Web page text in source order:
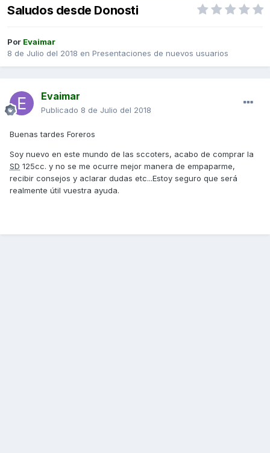
Saludos desde Donosti
Por Evaimar
8 de Julio del 2018 en Presentaciones de nuevos usuarios
Evaimar
Publicado 8 de Julio del 2018
Buenas tardes Foreros
Soy nuevo en este mundo de las sccoters, acabo de comprar la
SD 125cc. y no se me ocurre mejor manera de empaparme,
recibir consejos y aclarar dudas etc...Estoy seguro que será
realmente útil vuestra ayuda.